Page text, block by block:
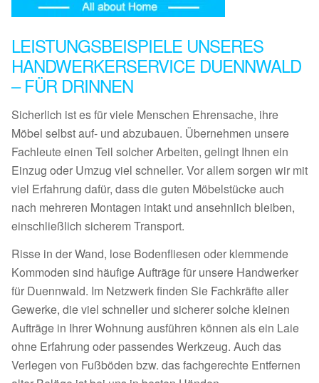
LEISTUNGSBEISPIELE UNSERES
HANDWERKERSERVICE DUENNWALD
– FÜR DRINNEN
Sicherlich ist es für viele Menschen Ehrensache, ihre
Möbel selbst auf- und abzubauen. Übernehmen unsere
Fachleute einen Teil solcher Arbeiten, gelingt Ihnen ein
Einzug oder Umzug viel schneller. Vor allem sorgen wir mit
viel Erfahrung dafür, dass die guten Möbelstücke auch
nach mehreren Montagen intakt und ansehnlich bleiben,
einschließlich sicherem Transport.
Risse in der Wand, lose Bodenfliesen oder klemmende
Kommoden sind häufige Aufträge für unsere Handwerker
für Duennwald. Im Netzwerk finden Sie Fachkräfte aller
Gewerke, die viel schneller und sicherer solche kleinen
Aufträge in Ihrer Wohnung ausführen können als ein Laie
ohne Erfahrung oder passendes Werkzeug. Auch das
Verlegen von Fußböden bzw. das fachgerechte Entfernen